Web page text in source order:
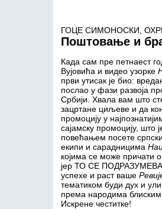
ГОЦЕ СИМОНОСКИ,
Поштовање и
Када сам пре петнаест
Вујовића и видео узорке
први утисак је био:
послао у фази развоја
Србији. Хвала вам што
зацртане циљеве и да
промоцију у
сајамску промоцију, што
повећањем посете
екипи и сарадницима
којима се може причати
јер ТО СЕ
успехе и раст ваше
тематиком буди дух и
према народима блиским
Искрене честитке!